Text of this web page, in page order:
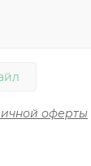
оферты